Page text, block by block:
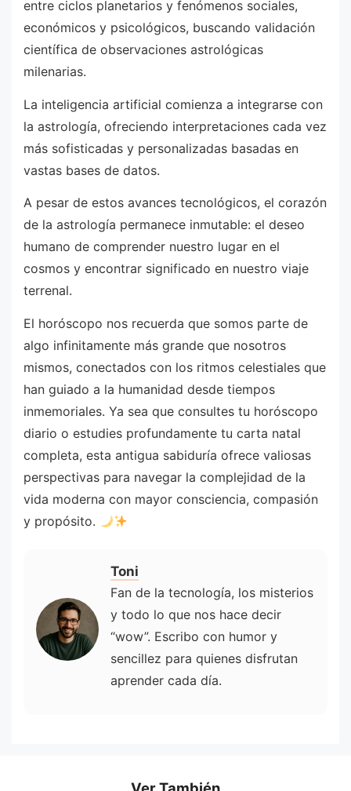
entre ciclos planetarios y fenómenos sociales,
económicos y psicológicos, buscando validación
científica de observaciones astrológicas
milenarias.
La inteligencia artificial comienza a integrarse con
la astrología, ofreciendo interpretaciones cada vez
más sofisticadas y personalizadas basadas en
vastas bases de datos.
A pesar de estos avances tecnológicos, el corazón
de la astrología permanece inmutable: el deseo
humano de comprender nuestro lugar en el
cosmos y encontrar significado en nuestro viaje
terrenal.
El horóscopo nos recuerda que somos parte de
algo infinitamente más grande que nosotros
mismos, conectados con los ritmos celestiales que
han guiado a la humanidad desde tiempos
inmemoriales. Ya sea que consultes tu horóscopo
diario o estudies profundamente tu carta natal
completa, esta antigua sabiduría ofrece valiosas
perspectivas para navegar la complejidad de la
vida moderna con mayor consciencia, compasión
y propósito.
Toni
Fan de la tecnología, los misterios
y todo lo que nos hace decir
“wow”. Escribo con humor y
sencillez para quienes disfrutan
aprender cada día.